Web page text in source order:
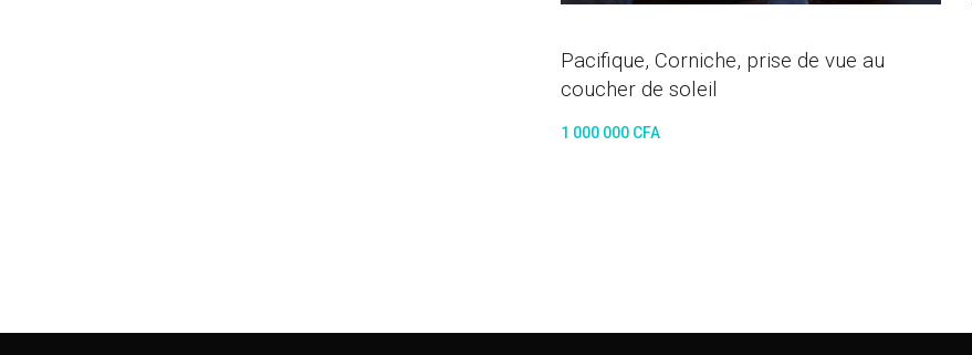
Pacifique, Corniche, prise de vue au
coucher de soleil
1 000 000 CFA